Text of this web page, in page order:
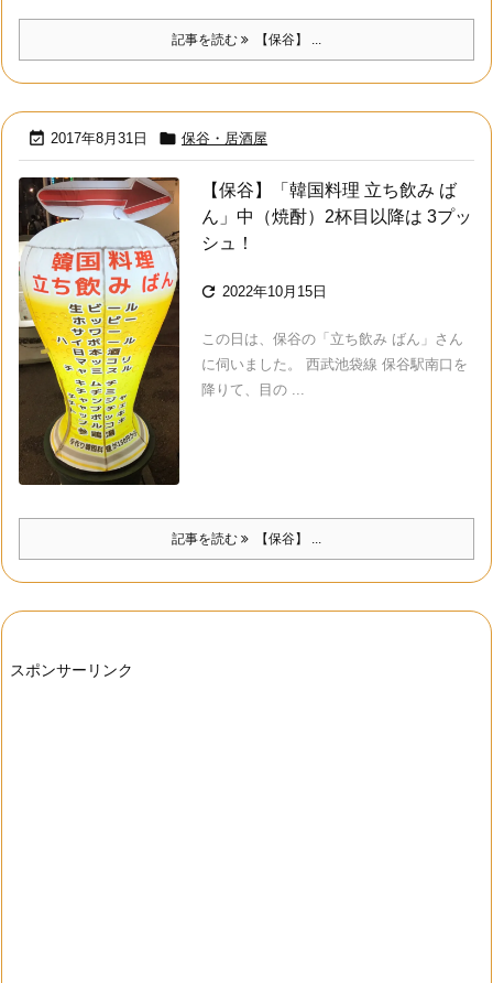
記事を読む 【保谷】 ...
 2017年8月31日  保谷・居酒屋
【保谷】「韓国料理 立ち飲み ば
ん」中（焼酎）2杯目以降は 3プッ
シュ！
 2022年10月15日
この日は、保谷の「立ち飲み ばん」さん
に伺いました。 西武池袋線 保谷駅南口を
降りて、目の ...
記事を読む 【保谷】 ...
スポンサーリンク